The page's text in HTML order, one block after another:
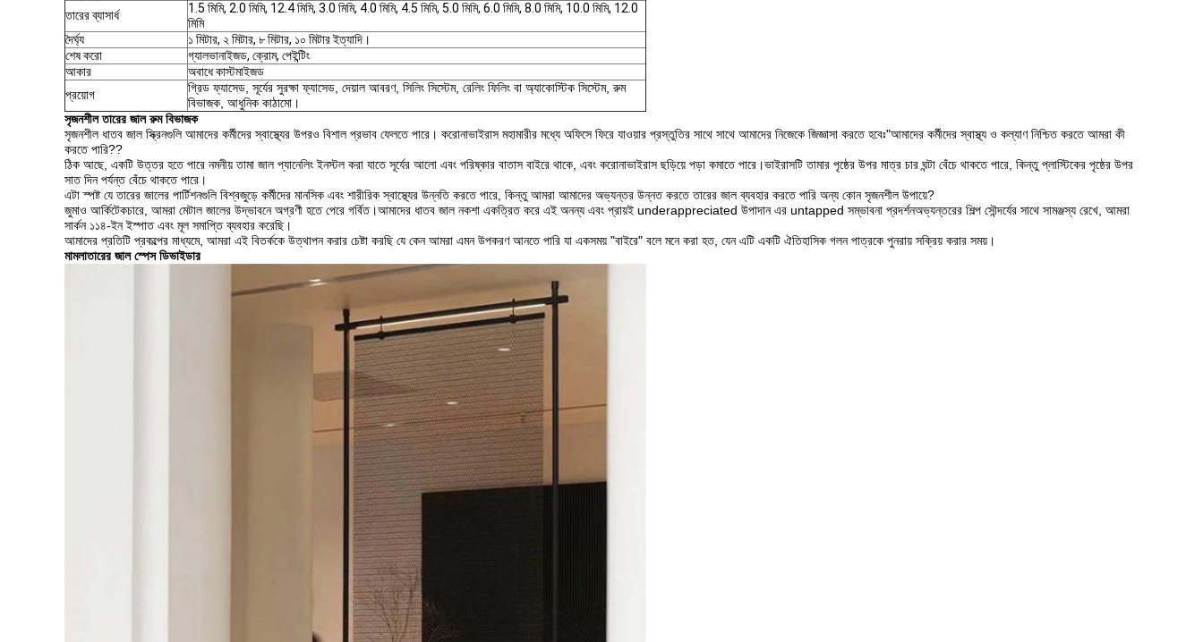
তারের ব্যাসার্ধ
1.5 মিমি, 2.0 মিমি, 12.4 মিমি, 3.0 মিমি, 4.0 মিমি, 4.5 মিমি, 5.0 মিমি, 6.0 মিমি, 8.0 মিমি, 10.0 মিমি, 12.0
মিমি
দৈর্ঘ্য
১ মিটার, ২ মিটার, ৮ মিটার, ১০ মিটার ইত্যাদি।
শেষ করো
গ্যালভানাইজড, ক্রোম, পেইন্টিং
আকার
অবাধে কাস্টমাইজড
প্রয়োগ
গ্রিড ফ্যাসেড, সূর্যের সুরক্ষা ফ্যাসেড, দেয়াল আবরণ, সিলিং সিস্টেম, রেলিং ফিলিং বা অ্যাকোস্টিক সিস্টেম, রুম
বিভাজক, আধুনিক কাঠামো।
সৃজনশীল তারের জাল রুম বিভাজক
সৃজনশীল ধাতব জাল স্ক্রিনগুলি আমাদের কর্মীদের স্বাস্থ্যের উপরও বিশাল প্রভাব ফেলতে পারে। করোনাভাইরাস মহামারীর মধ্যে অফিসে ফিরে যাওয়ার প্রস্তুতির সাথে সাথে আমাদের নিজেকে জিজ্ঞাসা করতে হবেঃ"আমাদের কর্মীদের স্বাস্থ্য ও কল্যাণ নিশ্চিত করতে আমরা কী
করতে পারি??
ঠিক আছে, একটি উত্তর হতে পারে নমনীয় তামা জাল প্যানেলিং ইনস্টল করা যাতে সূর্যের আলো এবং পরিষ্কার বাতাস বাইরে থাকে, এবং করোনাভাইরাস ছড়িয়ে পড়া কমাতে পারে।ভাইরাসটি তামার পৃষ্ঠের উপর মাত্র চার ঘন্টা বেঁচে থাকতে পারে, কিন্তু প্লাস্টিকের পৃষ্ঠের উপর
সাত দিন পর্যন্ত বেঁচে থাকতে পারে।
এটা স্পষ্ট যে তারের জালের পার্টিশনগুলি বিশ্বজুড়ে কর্মীদের মানসিক এবং শারীরিক স্বাস্থ্যের উন্নতি করতে পারে, কিন্তু আমরা আমাদের অভ্যন্তর উন্নত করতে তারের জাল ব্যবহার করতে পারি অন্য কোন সৃজনশীল উপায়ে?
জুমাও আর্কিটেকচারে, আমরা মেটাল জালের উদ্ভাবনে অগ্রণী হতে পেরে গর্বিত।আমাদের ধাতব জাল নকশা একত্রিত করে এই অনন্য এবং প্রায়ই underappreciated উপাদান এর untapped সম্ভাবনা প্রদর্শনঅভ্যন্তরের শিল্প সৌন্দর্যের সাথে সামঞ্জস্য রেখে, আমরা
সার্কন ১১৪-ইন ইস্পাত এবং মূল সমাপ্তি ব্যবহার করেছি।
আমাদের প্রতিটি প্রকল্পের মাধ্যমে, আমরা এই বিতর্ককে উত্থাপন করার চেষ্টা করছি যে কেন আমরা এমন উপকরণ আনতে পারি যা একসময় "বাইরে" বলে মনে করা হত, যেন এটি একটি ঐতিহাসিক গলন পাত্রকে পুনরায় সক্রিয় করার সময়।
মামলাতারের জাল স্পেস ডিভাইডার